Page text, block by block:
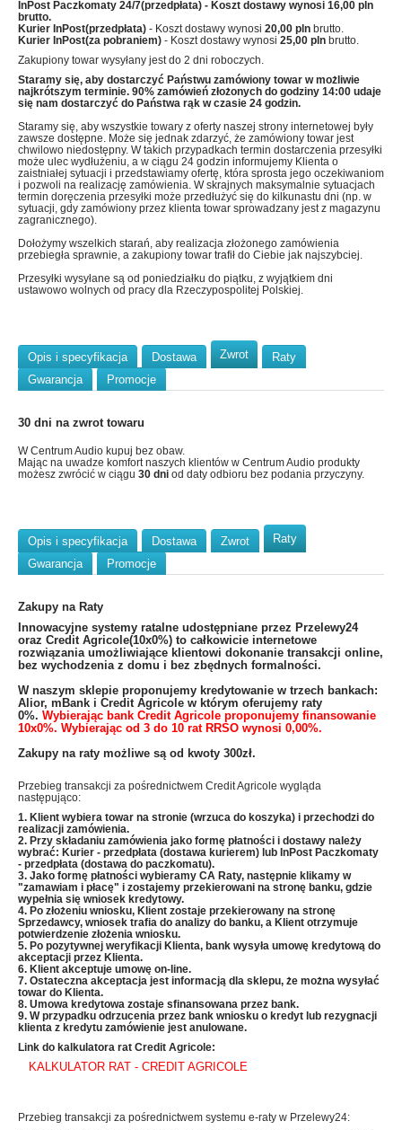
InPost Paczkomaty 24/7(przedpłata) - Koszt dostawy wynosi 16,00 pln
brutto.
Kurier InPost(przedpłata) - Koszt dostawy wynosi 20,00 pln brutto.
Kurier InPost(za pobraniem) - Koszt dostawy wynosi 25,00 pln brutto.
Zakupiony towar wysyłany jest do 2 dni roboczych.
Staramy się, aby dostarczyć Państwu zamówiony towar w możliwie
najkrótszym terminie. 90% zamówień złożonych do godziny 14:00 udaje
się nam dostarczyć do Państwa rąk w czasie 24 godzin.
Staramy się, aby wszystkie towary z oferty naszej strony internetowej były
zawsze dostępne. Może się jednak zdarzyć, że zamówiony towar jest
chwilowo niedostępny. W takich przypadkach termin dostarczenia przesyłki
może ulec wydłużeniu, a w ciągu 24 godzin informujemy Klienta o
zaistniałej sytuacji i przedstawiamy ofertę, która sprosta jego oczekiwaniom
i pozwoli na realizację zamówienia. W skrajnych maksymalnie sytuacjach
termin doręczenia przesyłki może przedłużyć się do kilkunastu dni (np. w
sytuacji, gdy zamówiony przez klienta towar sprowadzany jest z magazynu
zagranicznego).
Dołożymy wszelkich starań, aby realizacja złożonego zamówienia
przebiegła sprawnie, a zakupiony towar trafił do Ciebie jak najszybciej.
Przesyłki wysyłane są od poniedziałku do piątku, z wyjątkiem dni
ustawowo wolnych od pracy dla Rzeczypospolitej Polskiej.
Opis i specyfikacja Dostawa Zwrot
Raty
Gwarancja
Promocje
30 dni na zwrot towaru
W Centrum Audio kupuj bez obaw.
Mając na uwadze komfort naszych klientów w Centrum Audio produkty
możesz zwrócić w ciągu 30 dni od daty odbioru bez podania przyczyny.
Opis i specyfikacja Dostawa Zwrot
Raty
Gwarancja
Promocje
Zakupy na Raty
​Innowacyjne systemy ratalne udostępniane przez Przelewy24
oraz Credit Agricole(10x0%) to całkowicie internetowe
rozwiązania umożliwiające klientowi dokonanie transakcji online,
bez wychodzenia z domu i bez zbędnych formalności.
W naszym sklepie proponujemy kredytowanie w trzech bankach:
Alior, mBank i Credit Agricole w którym oferujemy raty
0%. Wybierając bank Credit Agricole proponujemy finansowanie
10x0%. Wybierając od 3 do 10 rat RRSO wynosi 0,00%.
Zakupy na raty możliwe są od kwoty 300zł.
Przebieg transakcji za pośrednictwem Credit Agricole wygląda
następująco:
1. Klient wybiera towar na stronie (wrzuca do koszyka) i przechodzi do
realizacji zamówienia.
2. Przy składaniu zamówienia jako formę płatności i dostawy należy
wybrać: Kurier - przedpłata (dostawa kurierem) lub InPost Paczkomaty
- przedpłata (dostawa do paczkomatu).
3. Jako formę płatności wybieramy CA Raty, następnie klikamy w
"zamawiam i płacę" i zostajemy przekierowani na stronę banku, gdzie
wypełnia się wniosek kredytowy.
4. Po złożeniu wniosku, Klient zostaje przekierowany na stronę
Sprzedawcy, wniosek trafia do analizy do banku, a Klient otrzymuje
potwierdzenie złożenia wniosku.
5. Po pozytywnej weryfikacji Klienta, bank wysyła umowę kredytową do
akceptacji przez Klienta.
6. Klient akceptuje umowę on-line.
7. Ostateczna akceptacja jest informacją dla sklepu, że można wysyłać
towar do Klienta.
8. Umowa kredytowa zostaje sfinansowana przez bank.
9. W przypadku odrzucenia przez bank wniosku o kredyt lub rezygnacji
klienta z kredytu zamówienie jest anulowane.
Link do kalkulatora rat Credit Agricole:
KALKULATOR RAT - CREDIT AGRICOLE
Przebieg transakcji za pośrednictwem systemu e-raty w Przelewy24: